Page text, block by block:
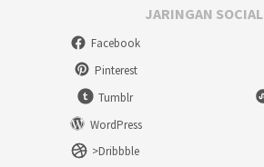
JARINGAN SOCIAL
Facebook
Pinterest
Tumblr
WordPress
>Dribbble